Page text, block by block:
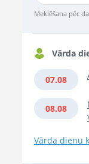
Meklēšana pēc
Vārda
07.08
08.08
Vārda dienu